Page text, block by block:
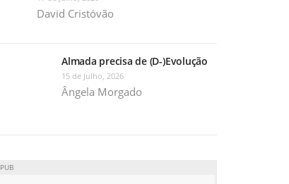
David Cristóvão
Almada precisa de (D-)Evolução
15 de Julho, 2026
Ângela Morgado
PUB